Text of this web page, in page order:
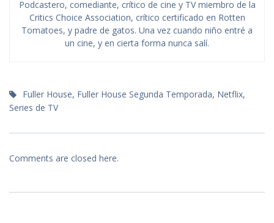
Podcastero, comediante, crítico de cine y TV miembro de la
Critics Choice Association, crítico certificado en Rotten
Tomatoes, y padre de gatos. Una vez cuando niño entré a
un cine, y en cierta forma nunca salí.
Fuller House, Fuller House Segunda Temporada, Netflix,
Series de TV
Comments are closed here.